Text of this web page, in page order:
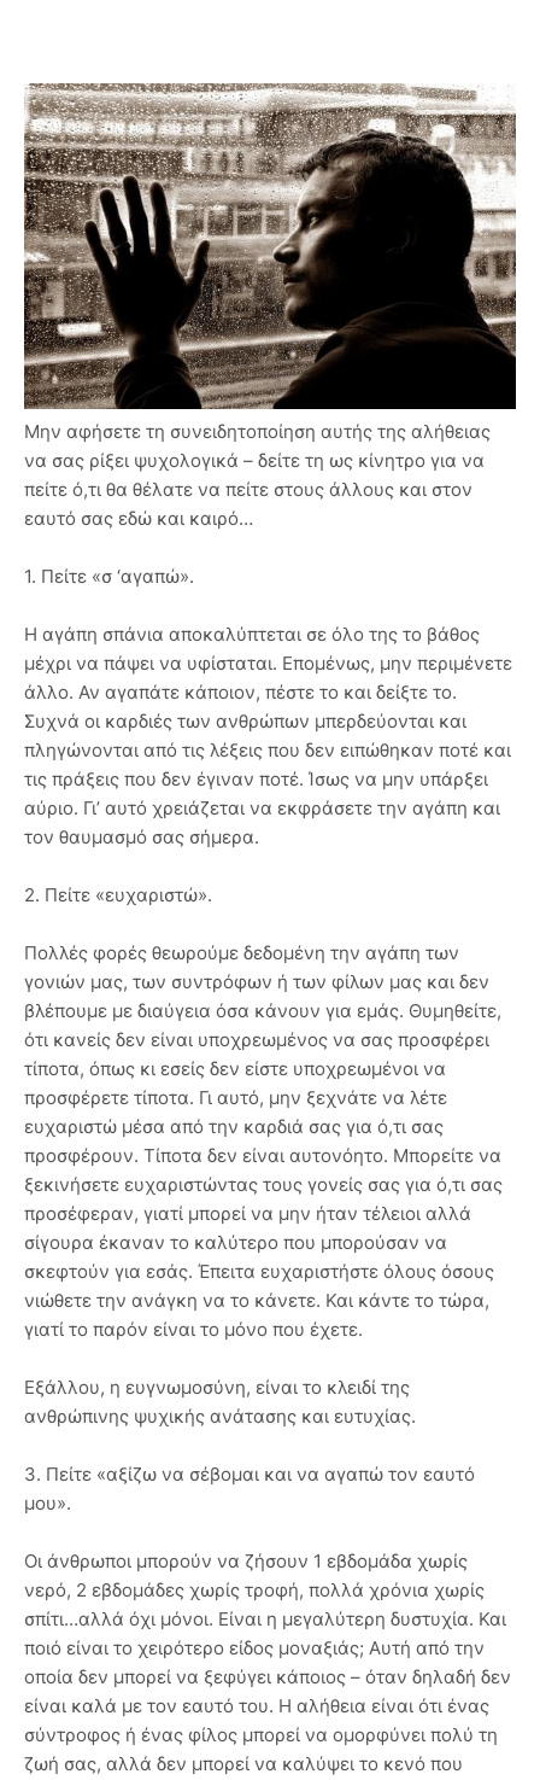
Μην αφήσετε τη συνειδητοποίηση αυτής της αλήθειας
να σας ρίξει ψυχολογικά – δείτε τη ως κίνητρο για να
πείτε ό,τι θα θέλατε να πείτε στους άλλους και στον
εαυτό σας εδώ και καιρό…
1. Πείτε «σ ‘αγαπώ».
Η αγάπη σπάνια αποκαλύπτεται σε όλο της το βάθος
μέχρι να πάψει να υφίσταται. Επομένως, μην περιμένετε
άλλο. Αν αγαπάτε κάποιον, πέστε το και δείξτε το.
Συχνά οι καρδιές των ανθρώπων μπερδεύονται και
πληγώνονται από τις λέξεις που δεν ειπώθηκαν ποτέ και
τις πράξεις που δεν έγιναν ποτέ. Ίσως να μην υπάρξει
αύριο. Γι’ αυτό χρειάζεται να εκφράσετε την αγάπη και
τον θαυμασμό σας σήμερα.
2. Πείτε «ευχαριστώ».
Πολλές φορές θεωρούμε δεδομένη την αγάπη των
γονιών μας, των συντρόφων ή των φίλων μας και δεν
βλέπουμε με διαύγεια όσα κάνουν για εμάς. Θυμηθείτε,
ότι κανείς δεν είναι υποχρεωμένος να σας προσφέρει
τίποτα, όπως κι εσείς δεν είστε υποχρεωμένοι να
προσφέρετε τίποτα. Γι αυτό, μην ξεχνάτε να λέτε
ευχαριστώ μέσα από την καρδιά σας για ό,τι σας
προσφέρουν. Τίποτα δεν είναι αυτονόητο. Μπορείτε να
ξεκινήσετε ευχαριστώντας τους γονείς σας για ό,τι σας
προσέφεραν, γιατί μπορεί να μην ήταν τέλειοι αλλά
σίγουρα έκαναν το καλύτερο που μπορούσαν να
σκεφτούν για εσάς. Έπειτα ευχαριστήστε όλους όσους
νιώθετε την ανάγκη να το κάνετε. Και κάντε το τώρα,
γιατί το παρόν είναι το μόνο που έχετε.
Εξάλλου, η ευγνωμοσύνη, είναι το κλειδί της
ανθρώπινης ψυχικής ανάτασης και ευτυχίας.
3. Πείτε «αξίζω να σέβομαι και να αγαπώ τον εαυτό
μου».
Οι άνθρωποι μπορούν να ζήσουν 1 εβδομάδα χωρίς
νερό, 2 εβδομάδες χωρίς τροφή, πολλά χρόνια χωρίς
σπίτι…αλλά όχι μόνοι. Είναι η μεγαλύτερη δυστυχία. Και
ποιό είναι το χειρότερο είδος μοναξιάς; Αυτή από την
οποία δεν μπορεί να ξεφύγει κάποιος – όταν δηλαδή δεν
είναι καλά με τον εαυτό του. Η αλήθεια είναι ότι ένας
σύντροφος ή ένας φίλος μπορεί να ομορφύνει πολύ τη
ζωή σας, αλλά δεν μπορεί να καλύψει το κενό που